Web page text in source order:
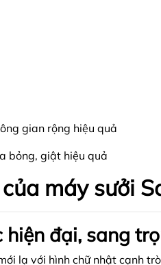
gian rộng hiệu quả
bỏng, giật hiệu quả
máy sưởi
hiện đại, sang
lạ với hình chữ nhật cạnh